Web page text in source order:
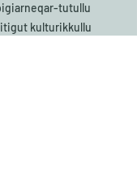
tutullu
kulturikkullu